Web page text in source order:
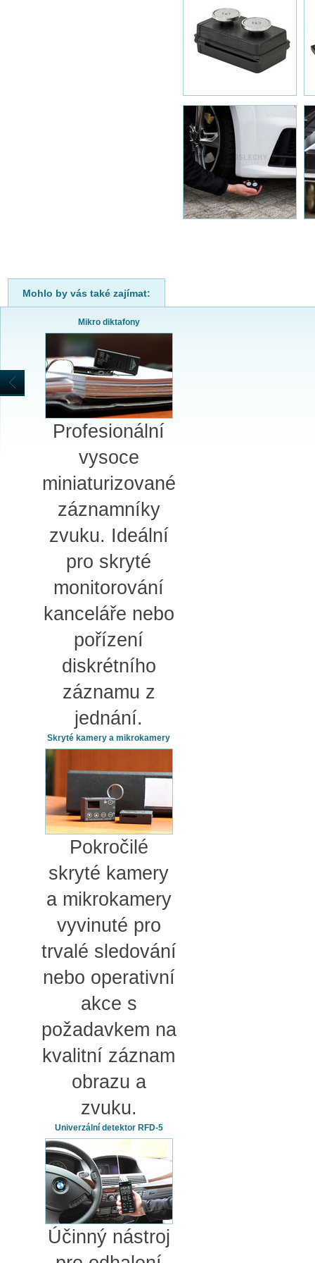
Mohlo by vás také zajímat:
Mikro diktafony
Profesionální
vysoce
miniaturizované
záznamníky
zvuku. Ideální
pro skryté
monitorování
kanceláře nebo
pořízení
diskrétního
záznamu z
jednání.
Skryté kamery a mikrokamery
Pokročilé
skryté kamery
a mikrokamery
vyvinuté pro
trvalé sledování
nebo operativní
akce s
požadavkem na
kvalitní záznam
obrazu a
zvuku.
Univerzální detektor RFD-5
Účinný nástroj